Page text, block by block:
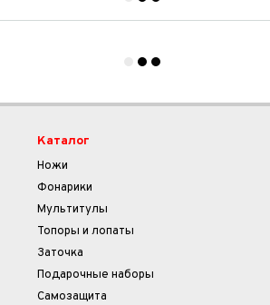
Каталог
Ножи
Фонарики
Мультитулы
Топоры и лопаты
Заточка
Подарочные наборы
Самозащита